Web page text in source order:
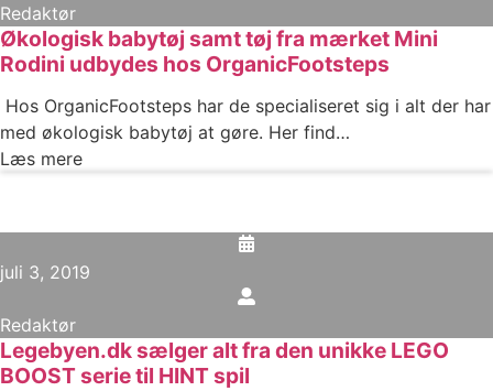
Redaktør
Økologisk babytøj samt tøj fra mærket Mini
Rodini udbydes hos OrganicFootsteps
Hos OrganicFootsteps har de specialiseret sig i alt der har
med økologisk babytøj at gøre. Her find…
Læs mere
juli 3, 2019
Redaktør
Legebyen.dk sælger alt fra den unikke LEGO
BOOST serie til HINT spil